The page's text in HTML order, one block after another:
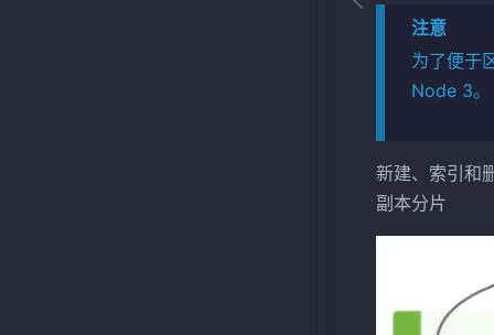
注意
为了便于
Node 3。
新建、索引和
副本分片